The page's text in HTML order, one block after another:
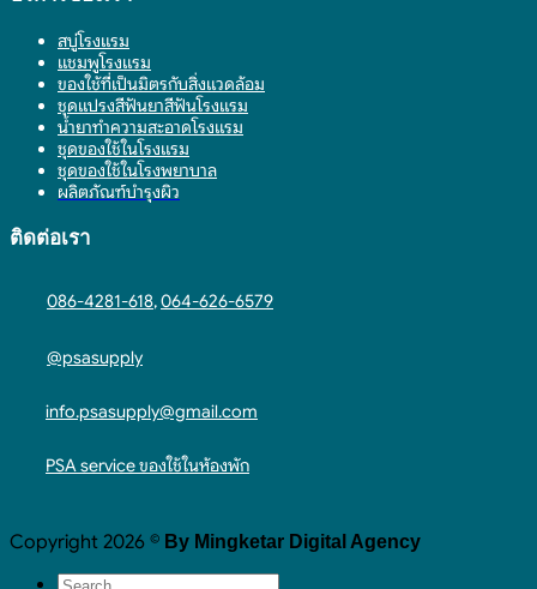
สบู่โรงแรม
แชมพูโรงแรม
ของใช้ที่เป็นมิตรกับสิ่งแวดล้อม
ชุดแปรงสีฟันยาสีฟันโรงแรม
น้ำยาทำความสะอาดโรงแรม
ชุดของใช้ในโรงแรม
ชุดของใช้ในโรงพยาบาล
ผลิตภัณฑ์บำรุงผิว
ติดต่อเรา
086-4281-618,064-626-6579
@psasupply
info.psasupply@gmail.com
PSA service ของใช้ในห้องพัก
Copyright 2026 © By Mingketar Digital Agency